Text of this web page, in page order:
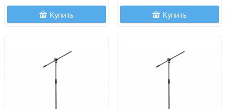
Купить Купить